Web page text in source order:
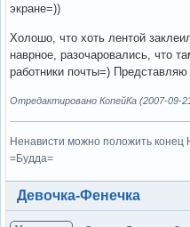
экране=))
Холошо, что хоть лентой
наврное, разочаровались, что
работники почты=)
Отредактировано КопейКа (2007-09-
Ненависти можно положить конец
=Будда=
Вне форума
Девочка-Фенечка